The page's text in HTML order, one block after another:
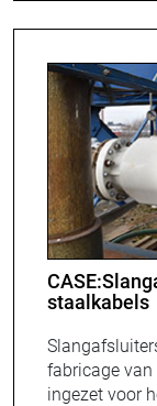
staalkabels
fabricage
ingezet voor